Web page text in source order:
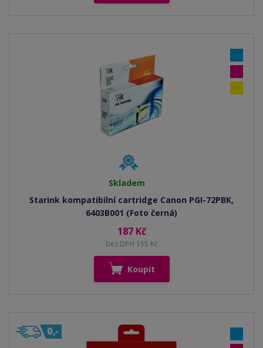
Skladem
Starink kompatibilní cartridge Canon PGI-72PBK,
6403B001 (Foto černá)
187 Kč
bez DPH 155 Kč
Koupit